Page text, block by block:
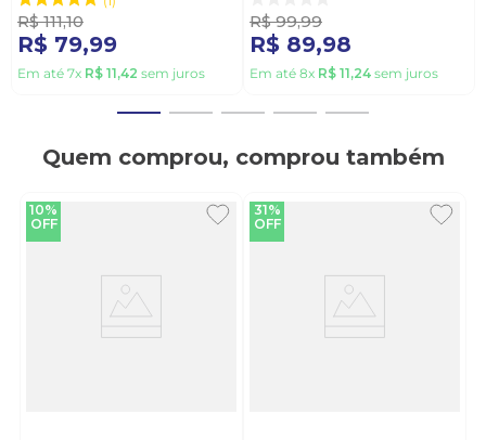
R$ 111,10
R$ 79,99
Em até 7x R$ 11,42 sem juros
R$ 99,99
R$ 89,98
Em até 8x R$ 11,24 sem juros
Quem comprou, comprou também
10%
OFF
31%
OFF